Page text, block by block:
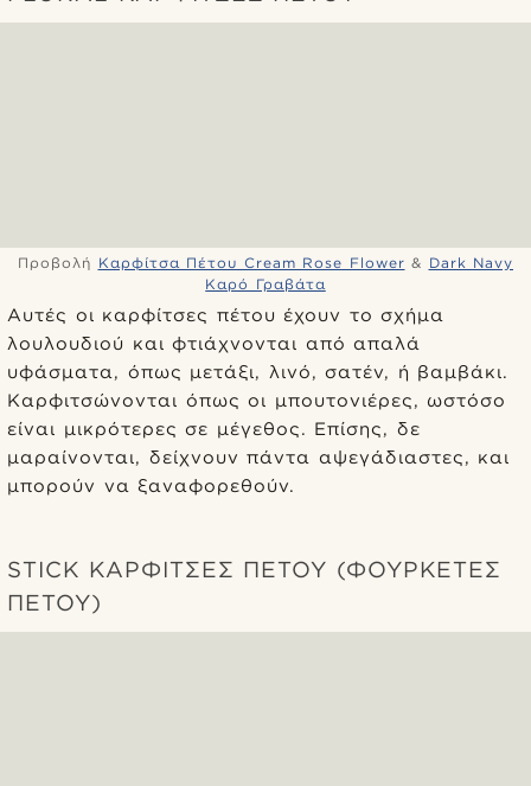
Προβολή Καρφίτσα Πέτου Cream Rose Flower & Dark Navy
Καρό Γραβάτα
Αυτές οι καρφίτσες πέτου έχουν το σχήμα
λουλουδιού και φτιάχνονται από απαλά
υφάσματα, όπως μετάξι, λινό, σατέν, ή βαμβάκι.
Καρφιτσώνονται όπως οι μπουτονιέρες, ωστόσο
είναι μικρότερες σε μέγεθος. Επίσης, δε
μαραίνονται, δείχνουν πάντα αψεγάδιαστες, και
μπορούν να ξαναφορεθούν.
STICK ΚΑΡΦΊΤΣΕΣ ΠΈΤΟΥ (ΦΟΥΡΚΈΤΕΣ
ΠΈΤΟΥ)